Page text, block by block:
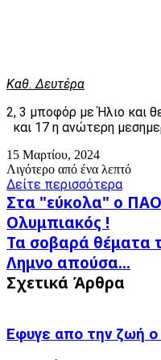
Καθ. Δευτέρα
2, 3 μποφόρ με Ήλιο και
και 17 η ανώτερη
15 Μαρτίου, 2024
Λιγότερο από ένα λεπτό
Δείτε περισσότερα
Στα
"εύκολα"
ο
ΠΑΟΚ,
δύσκολα
ο
Ολυμπιακός
Στα "εύκολα" ο
Ολυμπιακός !
Τα
σοβαρά
θέματα
της
τη
Λημνο
Τα σοβαρά θέματα
Λημνο απούσα...
Σχετικά Άρθρα
Εφυγε απο την ζωή